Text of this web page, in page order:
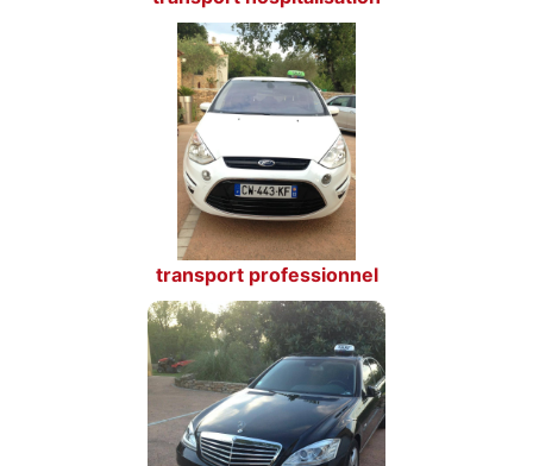
transport professionnel